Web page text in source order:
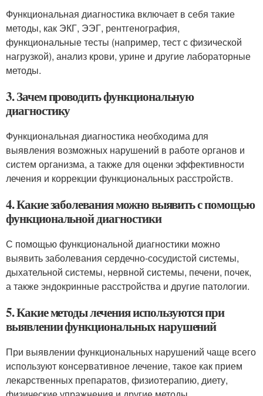
Функциональная диагностика включает в себя такие
методы, как ЭКГ, ЭЭГ, рентгенография,
функциональные тесты (например, тест с физической
нагрузкой), анализ крови, урине и другие лабораторные
методы.
3. Зачем проводить функциональную
диагностику
Функциональная диагностика необходима для
выявления возможных нарушений в работе органов и
систем организма, а также для оценки эффективности
лечения и коррекции функциональных расстройств.
4. Какие заболевания можно выявить с помощью
функциональной диагностики
С помощью функциональной диагностики можно
выявить заболевания сердечно-сосудистой системы,
дыхательной системы, нервной системы, печени, почек,
а также эндокринные расстройства и другие патологии.
5. Какие методы лечения используются при
выявлении функциональных нарушений
При выявлении функциональных нарушений чаще всего
используют консервативное лечение, такое как прием
лекарственных препаратов, физиотерапию, диету,